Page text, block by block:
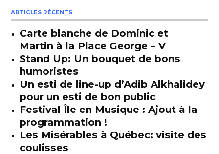
ARTICLES RÉCENTS
Carte blanche de Dominic et
Martin à la Place George – V
Stand Up: Un bouquet de bons
humoristes
Un esti de line-up d’Adib Alkhalidey
pour un esti de bon public
Festival Île en Musique : Ajout à la
programmation !
Les Misérables à Québec: visite des
coulisses